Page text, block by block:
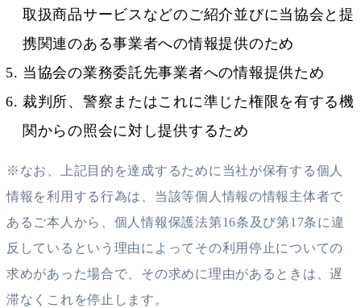
取扱商品サービスなどのご紹介並びに当協会と提
携関連のある事業者への情報提供のため
当協会の業務委託先事業者への情報提供ため
裁判所、警察またはこれに準じた権限を有する機
関からの照会に対し提供するため
※なお、上記目的を達成するために当社が保有する個人
情報を利用する行為は、当該等個人情報の情報主体者で
あるご本人から、個人情報保護法第16条及び第17条に違
反しているという理由によってその利用停止についての
求めがあった場合で、その求めに理由があるときは、遅
滞なくこれを停止します。